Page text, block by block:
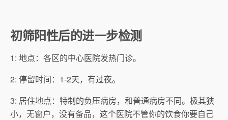
初筛阳性后的进一步检测
1: 地点：各区的中心医院发热门诊。
2: 停留时间：1-2天，有过夜。
3: 居住地点：特制的负压病房，和普通病房不同。极其狭
小，无窗户，没有备品，这个医院不管你的饮食你要自己